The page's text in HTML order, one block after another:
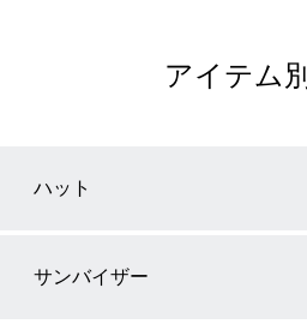
アイテム別
ハット
サンバイザー